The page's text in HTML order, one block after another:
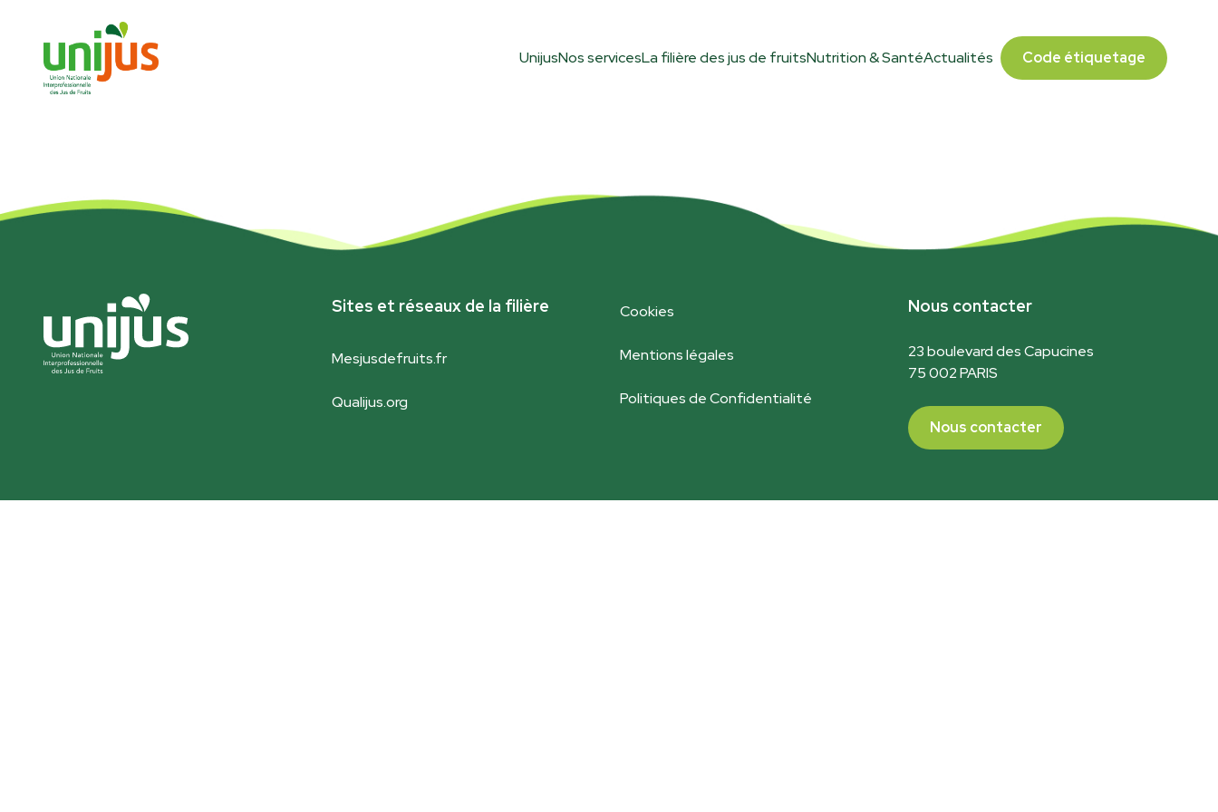
UnijusNos servicesLa filière des jus de fruitsNutrition & SantéActualités Code étiquetage
Sites et réseaux de la filière
Mesjusdefruits.fr
Qualijus.org
Cookies
Mentions légales
Politiques de Confidentialité
Nous contacter
23 boulevard des Capucines
75 002 PARIS
Nous contacter